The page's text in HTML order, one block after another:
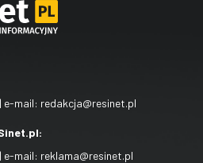
| e-mail: redakcja@resinet.pl
| e-mail: reklama@resinet.pl